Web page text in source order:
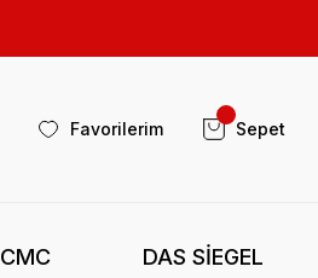
Favorilerim Sepet
CMC DAS SİEGEL